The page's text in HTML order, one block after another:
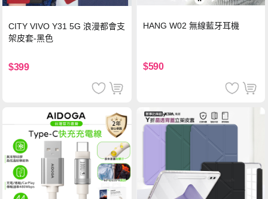
CITY VIVO Y31 5G 浪漫都會支
架皮套-黑色
$399
HANG W02 無線藍牙耳機
$590